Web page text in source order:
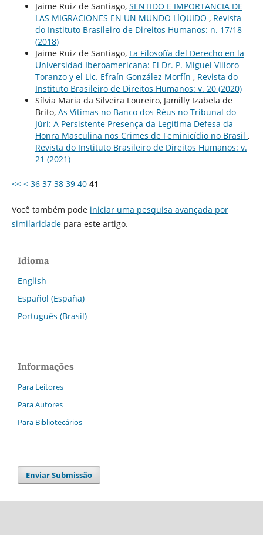
Jaime Ruiz de Santiago, SENTIDO E IMPORTANCIA DE
LAS MIGRACIONES EN UN MUNDO LÍQUIDO , Revista
do Instituto Brasileiro de Direitos Humanos: n. 17/18
(2018)
Jaime Ruiz de Santiago, La Filosofía del Derecho en la
Universidad Iberoamericana: El Dr. P. Miguel Villoro
Toranzo y el Lic. Efraín González Morfín , Revista do
Instituto Brasileiro de Direitos Humanos: v. 20 (2020)
Sílvia Maria da Silveira Loureiro, Jamilly Izabela de
Brito, As Vítimas no Banco dos Réus no Tribunal do
Júri: A Persistente Presença da Legítima Defesa da
Honra Masculina nos Crimes de Feminicídio no Brasil ,
Revista do Instituto Brasileiro de Direitos Humanos: v.
21 (2021)
<< < 36 37 38 39 40 41
Você também pode iniciar uma pesquisa avançada por
similaridadepara este artigo.
Idioma
English
Español (España)
Português (Brasil)
Informações
Para Leitores
Para Autores
Para Bibliotecários
Enviar Submissão